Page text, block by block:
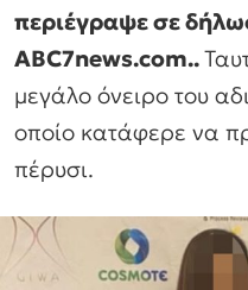
περιέγραψε σε
ABC7news.com..
μεγάλο όνειρο του
οποίο κατάφερε να
πέρυσι.